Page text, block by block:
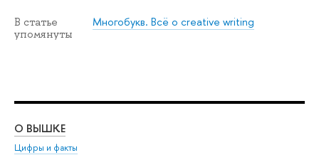
В статье
упомянуты
Многобукв. Всё о creative writing
О ВЫШКЕ
Цифры и факты